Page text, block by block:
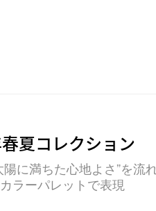
夏コレクション
に満ちた心地よさ”を流
ラーパレットで表現